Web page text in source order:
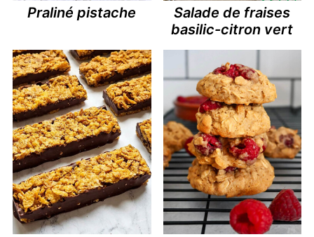
Praliné pistache
Salade de fraises
basilic-citron vert